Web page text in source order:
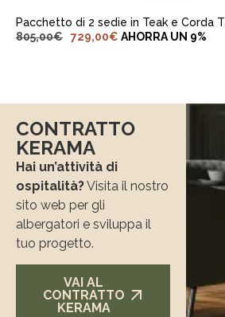
Pacchetto di 2 sedie in Teak e Corda
805,00€ 729,00€ AHORRA UN 9%
CONTRATTO
KERAMA
Hai un’attività di
ospitalità?Visita il nostro
sito web per gli
albergatori e sviluppa il
tuo progetto.
VAI AL
CONTRATTO
KERAMA